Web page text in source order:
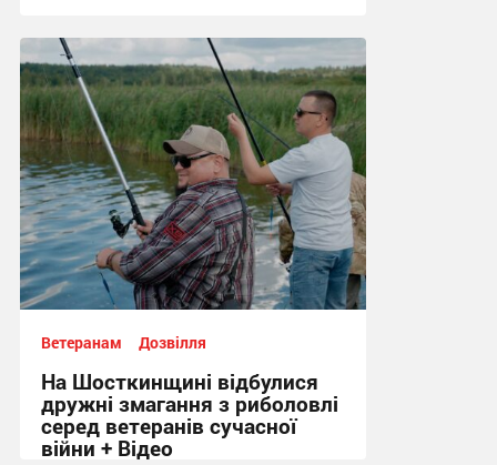
10:02, 6.08.2026
Ветеранам Дозвілля
На Шосткинщині відбулися
дружні змагання з риболовлі
серед ветеранів сучасної
війни + Відео